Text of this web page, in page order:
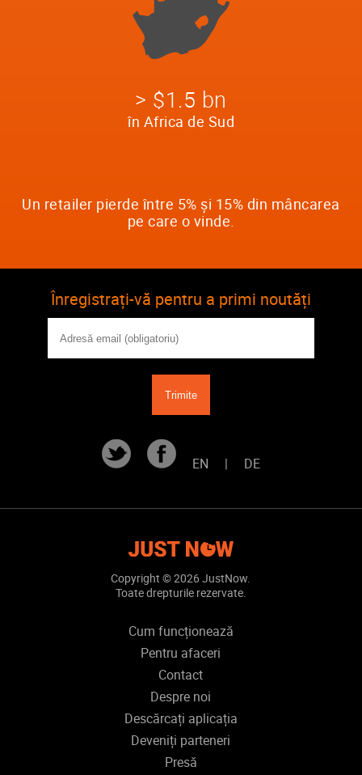
> $1.5 bn
în Africa de Sud
Un retailer pierde între 5% și 15% din mâncarea
pe care o vinde.
Înregistrați-vă pentru a primi noutăți
EN | DE
Copyright ©2026 JustNow.
Toate drepturile rezervate.
Cum funcționează
Pentru afaceri
Contact
Despre noi
Descărcați aplicația
Deveniți parteneri
Presă